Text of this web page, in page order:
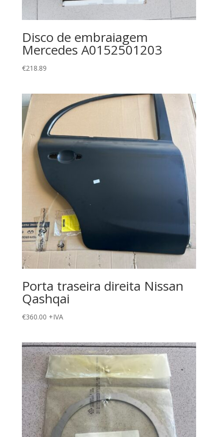
Disco de embraiagem
Mercedes A0152501203
€218.89
Porta traseira direita Nissan
Qashqai
€360.00 +IVA